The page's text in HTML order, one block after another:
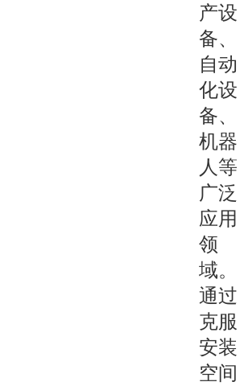
产设
备、
自动
化设
备、
机器
人等
广泛
应用
领
域。
通过
克服
安装
空间